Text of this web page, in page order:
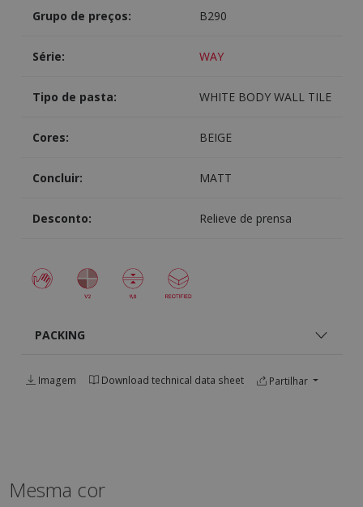
Grupo de preços: B290
Série: WAY
Tipo de pasta: WHITE BODY WALL TILE
Cores: BEIGE
Concluir: MATT
Desconto: Relieve de prensa
PACKING
Imagem Download technical data sheet Partilhar
Mesma cor